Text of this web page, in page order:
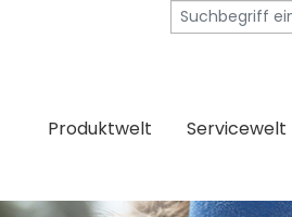
Produktwelt Servicewelt